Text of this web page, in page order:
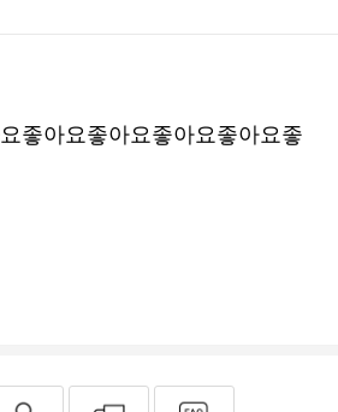
좋아요좋아요좋아요좋아요좋